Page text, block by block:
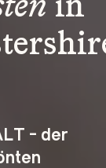
in
- der